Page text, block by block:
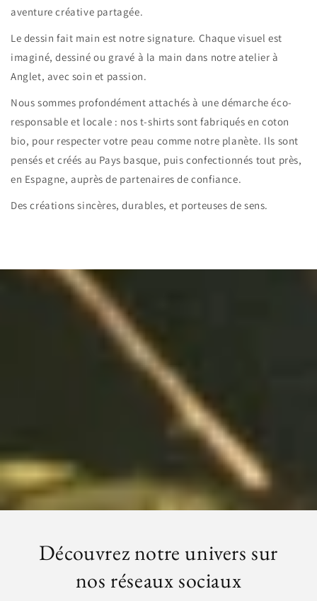
aventure créative partagée.
Le dessin fait main est notre signature. Chaque visuel est
imaginé, dessiné ou gravé à la main dans notre atelier à
Anglet, avec soin et passion.
Nous sommes profondément attachés à une démarche éco-
responsable et locale : nos t-shirts sont fabriqués en coton
bio, pour respecter votre peau comme notre planète. Ils sont
pensés et créés au Pays basque, puis confectionnés tout près,
en Espagne, auprès de partenaires de confiance.
Des créations sincères, durables, et porteuses de sens.
Découvrez notre univers sur
nos réseaux sociaux